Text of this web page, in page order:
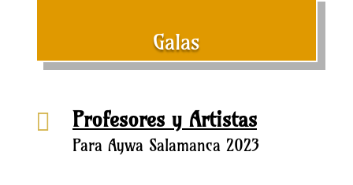
Galas
 Profesores y Artistas
Para Aywa Salamanca 2023